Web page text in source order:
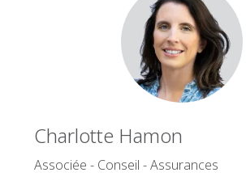
Charlotte Hamon
Associée - Conseil - Assurances